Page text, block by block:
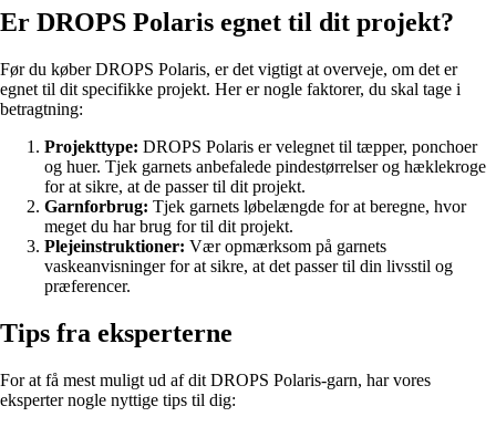
Er DROPS Polaris egnet til dit projekt?
Før du køber DROPS Polaris, er det vigtigt at overveje, om det er
egnet til dit specifikke projekt. Her er nogle faktorer, du skal tage i
betragtning:
Projekttype: DROPS Polaris er velegnet til tæpper, ponchoer
og huer. Tjek garnets anbefalede pindestørrelser og hæklekroge
for at sikre, at de passer til dit projekt.
Garnforbrug: Tjek garnets løbelængde for at beregne, hvor
meget du har brug for til dit projekt.
Plejeinstruktioner: Vær opmærksom på garnets
vaskeanvisninger for at sikre, at det passer til din livsstil og
præferencer.
Tips fra eksperterne
For at få mest muligt ud af dit DROPS Polaris-garn, har vores
eksperter nogle nyttige tips til dig: